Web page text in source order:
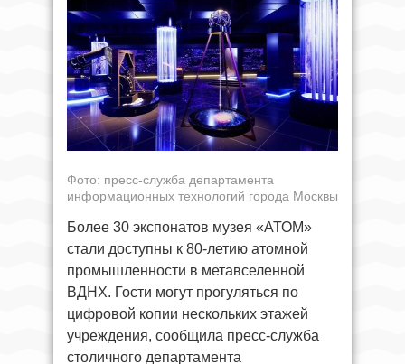
Фото: пресс-служба департамента
информационных технологий города Москвы
Более 30 экспонатов музея «АТОМ»
стали доступны к 80-летию атомной
промышленности в метавселенной
ВДНХ. Гости могут прогуляться по
цифровой копии нескольких этажей
учреждения, сообщила пресс-служба
столичного департамента